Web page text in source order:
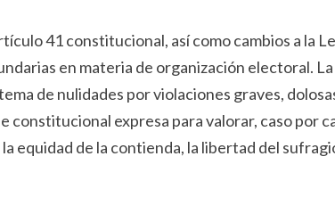
41 constitucional, así como cambios a la
en materia de organización electoral.
de nulidades por violaciones graves,
constitucional expresa para valorar, caso por
equidad de la contienda, la libertad del